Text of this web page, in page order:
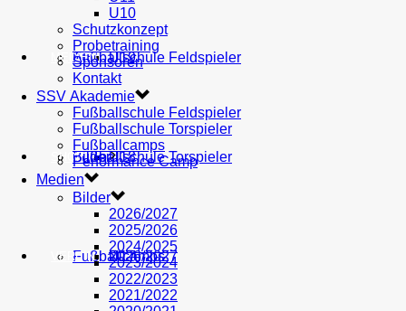
AH U19
U18
U17
Fußballschule Feldspieler
Fußballschule Torspieler
Fußballcamps
MEDIEN
Bilder
2026/2027
SHOP
VEREIN
U10
Schutzkonzept
Probetraining
Sponsoren
Kontakt
SSV Akademie
Fußballschule Feldspieler
Fußballschule Torspieler
Fußballcamps
Performance Camp
Medien
Bilder
2026/2027
2025/2026
2024/2025
2023/2024
2022/2023
2021/2022